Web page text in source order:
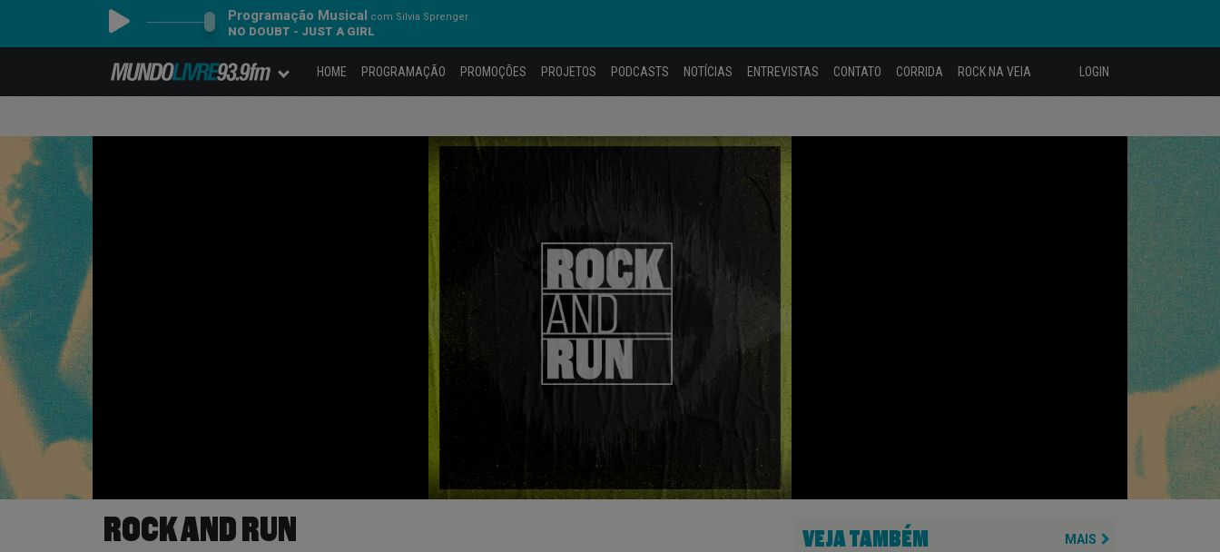
Programação Musical com Silvia Sprenger
NO DOUBT - JUST A GIRL
HOME PROGRAMAÇÃO PROMOÇÕES PROJETOS PODCASTS NOTÍCIAS ENTREVISTAS CONTATO CORRIDA ROCK NA VEIA LOGIN
ROCK AND RUN VEJA TAMBÉM MAIS